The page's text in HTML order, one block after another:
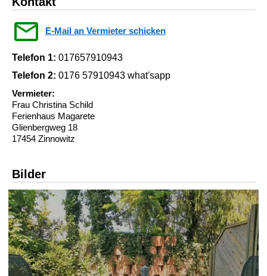
E-Mail an Vermieter schicken
Telefon 1: 017657910943
Telefon 2: 0176 57910943 what'sapp
Vermieter:
Frau Christina Schild
Ferienhaus Magarete
Glienbergweg 18
17454 Zinnowitz
Bilder